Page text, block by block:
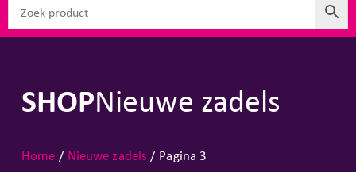
SHOPNieuwe zadels
Home / Nieuwe zadels / Pagina 3